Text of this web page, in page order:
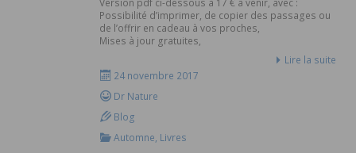
Possibilité d’imprimer, de copier des passages ou
de l’offrir en cadeau à vos proches,
Mises à jour gratuites,
Guides pratiques des médecines naturelles des
[…]
Lire la suite
24 novembre 2017
Dr Nature
Blog
Automne, Livres